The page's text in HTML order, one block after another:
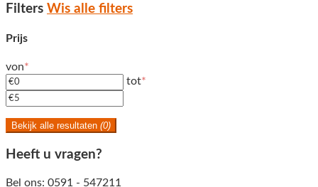
Filters Wis alle filters
Prijs
von*
tot*
Bekijk alle resultaten (0)
Heeft u vragen?
Bel ons: 0591 - 547211